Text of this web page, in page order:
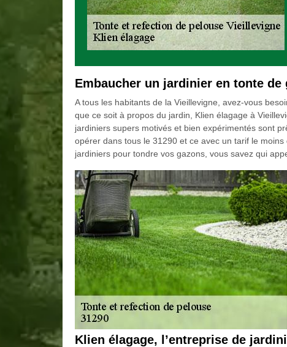
Embaucher un jardinier en tonte de
A tous les habitants de la Vieillevigne, avez-vous
que ce soit à propos du jardin, Klien élagage à
jardiniers supers motivés et bien expérimentés sont
opérer dans tous le 31290 et ce avec un tarif le moins
jardiniers pour tondre vos gazons, vous savez qui
Klien élagage, l’entreprise de